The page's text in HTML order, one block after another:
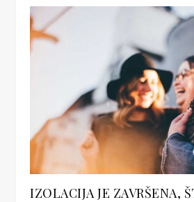
IZOLACIJA JE ZAVRŠENA,